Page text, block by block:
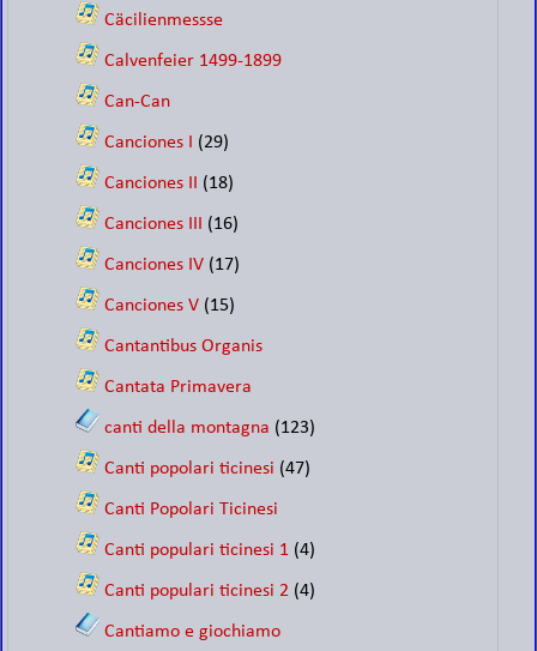
Cäcilienmessse
Calvenfeier 1499-1899
Can-Can
Canciones I (29)
Canciones II (18)
Canciones III (16)
Canciones IV (17)
Canciones V (15)
Cantantibus Organis
Cantata Primavera
canti della montagna (123)
Canti popolari ticinesi (47)
Canti Popolari Ticinesi
Canti populari ticinesi 1 (4)
Canti populari ticinesi 2 (4)
Cantiamo e giochiamo